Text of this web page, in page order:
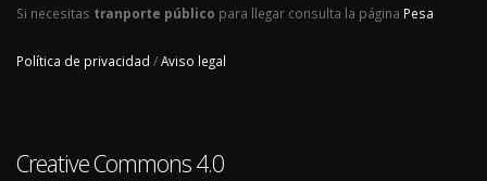
Si necesitas tranporte público para llegar consulta la página Pesa
Política de privacidad /Aviso legal
Creative Commons 4.0